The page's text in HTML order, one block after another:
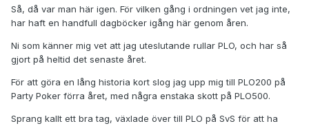
Så, då var man här igen. För vilken gång i ordningen vet jag inte,
har haft en handfull dagböcker igång här genom åren.
Ni som känner mig vet att jag uteslutande rullar PLO, och har så
gjort på heltid det senaste året.
För att göra en lång historia kort slog jag upp mig till PLO200 på
Party Poker förra året, med några enstaka skott på PLO500.
Sprang kallt ett bra tag, växlade över till PLO på SvS för att ha